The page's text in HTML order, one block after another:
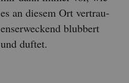
es an die­sem Ort ver­trau­
en­s­er­we­ckend blub­bert
und duf­tet.